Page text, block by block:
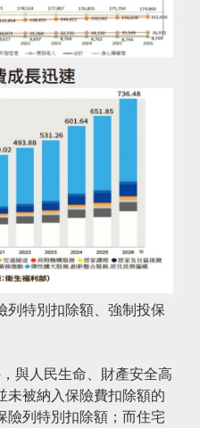
列特別扣除額、強制投保
與人民生命、財產安全高
未被納入保險費扣除額的
險列特別扣除額；而住宅